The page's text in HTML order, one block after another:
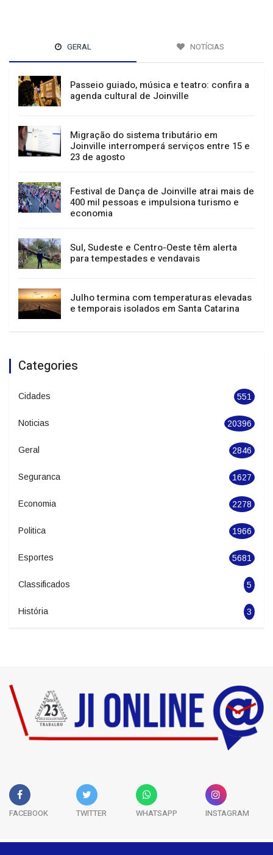
GERAL NOTÍCIAS
Passeio guiado, música e teatro: confira a
agenda cultural de Joinville
Migração do sistema tributário em
Joinville interromperá serviços entre 15 e
23 de agosto
Festival de Dança de Joinville atrai mais de
400 mil pessoas e impulsiona turismo e
economia
Sul, Sudeste e Centro-Oeste têm alerta
para tempestades e vendavais
e temporais isolados em Santa Catarina
Categories
Cidades 551
Noticias 20396
Geral 2846
Seguranca 1627
Economia 2278
Politica 1966
Esportes 5681